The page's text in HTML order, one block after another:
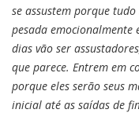
se assustem porque
pesada
dias vão ser
que parece. Entrem em
porque eles serão seus
inicial até as saídas de